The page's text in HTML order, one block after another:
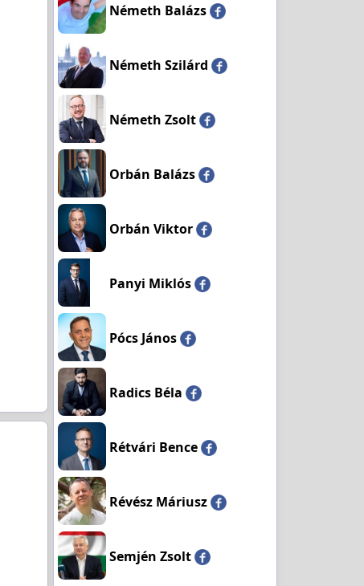
Németh Balázs
Németh Szilárd
Németh Zsolt
Orbán Balázs
Orbán Viktor
Panyi Miklós
Pócs János
Radics Béla
Rétvári Bence
Révész Máriusz
Semjén Zsolt